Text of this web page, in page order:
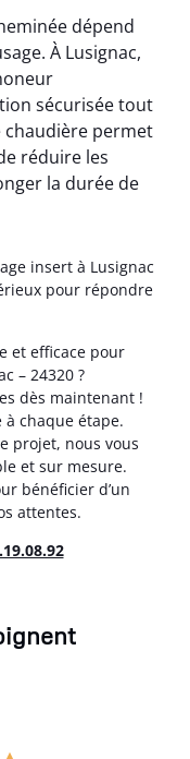
dépend
À Lusignac,
sécurisée tout
chaudière permet
réduire les
la durée de
insert à Lusignac
pour répondre
et efficace pour
– 24320 ?
dès maintenant !
à chaque étape.
projet, nous vous
et sur mesure.
bénéficier d’un
attentes.